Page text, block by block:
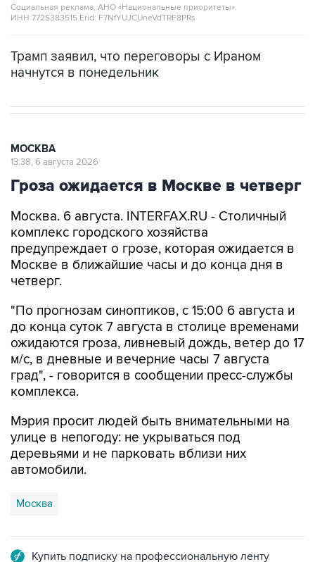
Социальная реклама, АНО «Национальные приоритеты».
ИНН 7725383515 Erid: F7NfYUJCUneVdTRF8PRs
Трамп заявил, что переговоры с Ираном
начнутся в понедельник
МОСКВА
13:38, 6 августа 2026
Гроза ожидается в Москве в четверг
Москва. 6 августа. INTERFAX.RU - Столичный
комплекс городского хозяйства
предупреждает о грозе, которая ожидается в
Москве в ближайшие часы и до конца дня в
четверг.
"По прогнозам синоптиков, с 15:00 6 августа и
до конца суток 7 августа в столице временами
ожидаются гроза, ливневый дождь, ветер до 17
м/с, в дневные и вечерние часы 7 августа
град", - говорится в сообщении пресс-службы
комплекса.
Мэрия просит людей быть внимательными на
улице в непогоду: не укрываться под
деревьями и не парковать вблизи них
автомобили.
Москва
Купить подписку на профессиональную ленту